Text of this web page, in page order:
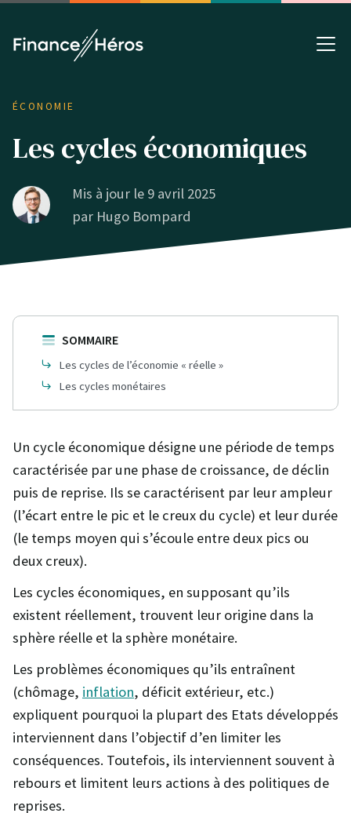
ÉCONOMIE
Les cycles économiques
Mis à jour le 9 avril 2025
par Hugo Bompard
SOMMAIRE
Les cycles de l’économie « réelle »
Les cycles monétaires
Un cycle économique désigne une période de temps
caractérisée par une phase de croissance, de déclin
puis de reprise. Ils se caractérisent par leur ampleur
(l’écart entre le pic et le creux du cycle) et leur durée
(le temps moyen qui s’écoule entre deux pics ou
deux creux).
Les cycles économiques, en supposant qu’ils
existent réellement, trouvent leur origine dans la
sphère réelle et la sphère monétaire.
Les problèmes économiques qu’ils entraînent
(chômage, inflation, déficit extérieur, etc.)
expliquent pourquoi la plupart des Etats développés
interviennent dans l’objectif d’en limiter les
conséquences. Toutefois, ils interviennent souvent à
rebours et limitent leurs actions à des politiques de
reprises.